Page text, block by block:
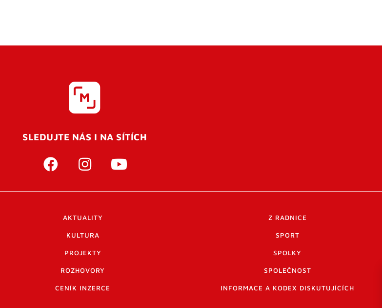
SLEDUJTE NÁS I NA SÍTÍCH
AKTUALITY Z RADNICE
KULTURA SPORT
PROJEKTY SPOLKY
ROZHOVORY SPOLEČNOST
CENÍK INZERCE INFORMACE A KODEX DISKUTUJÍCÍCH